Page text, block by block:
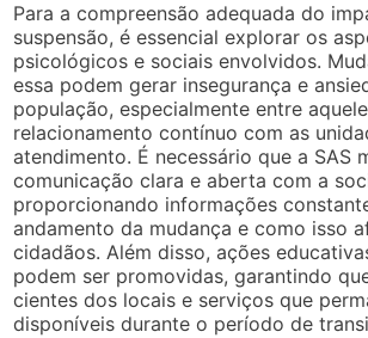
Para a compreensão adequada do
suspensão, é essencial explorar os
psicológicos e sociais envolvidos.
essa podem gerar insegurança e
população, especialmente entre
relacionamento contínuo com as
atendimento. É necessário que a SAS
comunicação clara e aberta com a
proporcionando informações
andamento da mudança e como isso
cidadãos. Além disso, ações
podem ser promovidas, garantindo
cientes dos locais e serviços que
disponíveis durante o período de